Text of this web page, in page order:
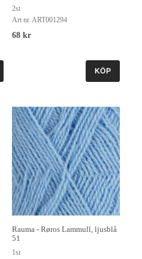
2st
Art nr. ART001294
68 kr
KÖP
Rauma - Røros Lammull, ljusblå
51
1st